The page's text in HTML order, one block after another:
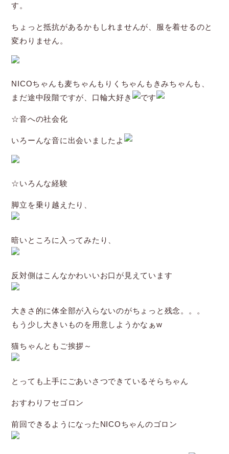
す。
ちょっと抵抗があるかもしれませんが、服を着せるのと
変わりません。
NICOちゃんも麦ちゃんもりくちゃんもきみちゃんも、
まだ途中段階ですが、口輪大好き
です
☆音への社会化
いろーんな音に出会いましたよ
☆いろんな経験
脚立を乗り越えたり、
暗いところに入ってみたり、
反対側はこんなかわいいお口が見えています
大きさ的に体全部が入らないのがちょっと残念。。。
もう少し大きいものを用意しようかなぁw
猫ちゃんともご挨拶～
とっても上手にごあいさつできているそらちゃん
おすわりフセゴロン
前回できるようになったNICOちゃんのゴロン